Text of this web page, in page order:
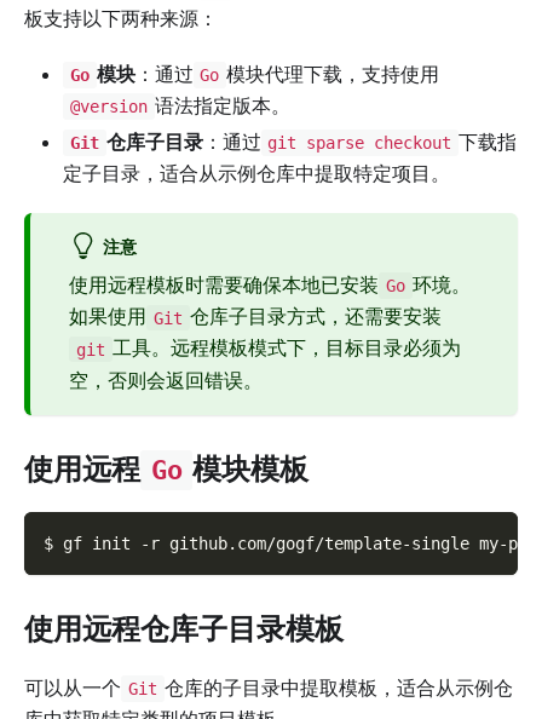
板支持以下两种来源：
Go 模块：通过 Go 模块代理下载，支持使用
@version 语法指定版本。
Git 仓库子目录：通过 git sparse checkout 下载指
定子目录，适合从示例仓库中提取特定项目。
注意
使用远程模板时需要确保本地已安装 Go 环境。
如果使用 Git 仓库子目录方式，还需要安装
git 工具。远程模板模式下，目标目录必须为
空，否则会返回错误。
使用远程 Go 模块模板
$ gf init -r github.com/gogf/template-single my-
使用远程仓库子目录模板
可以从一个 Git 仓库的子目录中提取模板，适合从示例仓